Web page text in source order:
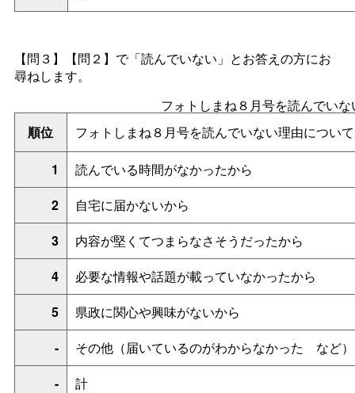
【問３】【問２】で「読んでいない」とお答えの方にお
尋ねします。
フォトしまね８月号を読んでい
順位
フォトしまね８月号を読んでいない理由について
1
読んでいる時間がなかったから
2
自宅に届かないから
3
内容が堅くてつまらなさそうだったから
4
必要な情報や話題が載っていなかったから
5
県政に関心や興味がないから
-
その他（届いているのがわからなかった など）
-
計